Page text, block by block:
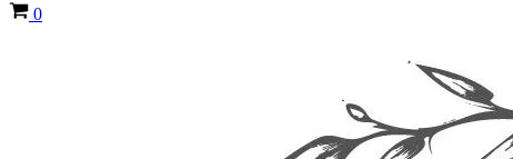
Indkøbskurv
0